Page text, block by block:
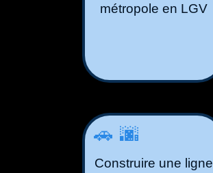
métropole en LGV
🚗🌆
Construire une ligne